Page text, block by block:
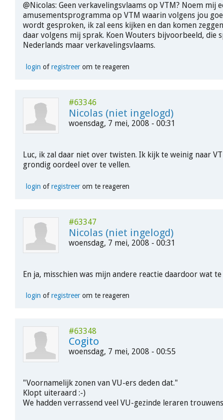
@Nicolas: Geen verkavelingsvlaams op VTM? Noem mij
amusementsprogramma op VTM waarin volgens jou
wordt gesproken, ik zal eens kijken en dan komen
daar volgens mij sprak. Koen Wouters bijvoorbeeld, die
Nederlands maar verkavelingsvlaams.
login ofregistreerom te reageren
#63346
Nicolas (niet ingelogd)
woensdag, 7 mei, 2008 - 00:31
Luc, ik zal daar niet over twisten. Ik kijk te weinig naar
grondig oordeel over te vellen.
login ofregistreerom te reageren
#63347
Nicolas (niet ingelogd)
woensdag, 7 mei, 2008 - 00:31
En ja, misschien was mijn andere reactie daardoor wat
login ofregistreerom te reageren
#63348
Cogito
woensdag, 7 mei, 2008 - 00:55
"Voornamelijk zonen van VU-ers deden dat."
Klopt uiteraard :-)
We hadden verrassend veel VU-gezinde leraren